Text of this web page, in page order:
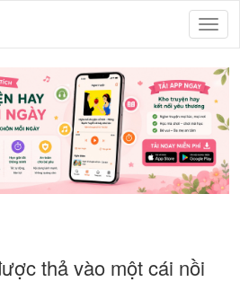
thả vào một cái nồi